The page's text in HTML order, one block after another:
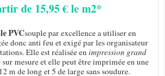
de 15,95 € le m2*
PVCsouple par excellence a utiliser en
donc anti feu et exigé par les organisateur
Elle est réalisée enimpression grand
mesure et elle peut être imprimée en une
m de long et 5 de large sans soudure.